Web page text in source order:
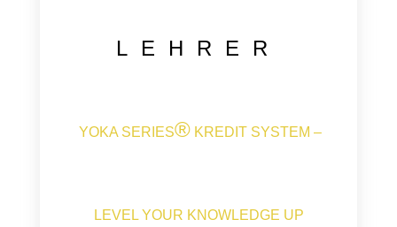
LEHRER
YOKA SERIES® KREDIT SYSTEM –
LEVEL YOUR KNOWLEDGE UP